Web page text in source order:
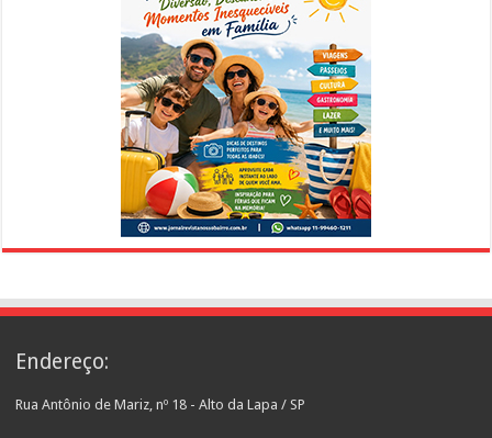
Endereço:
Rua Antônio de Mariz, nº 18 - Alto da Lapa / SP